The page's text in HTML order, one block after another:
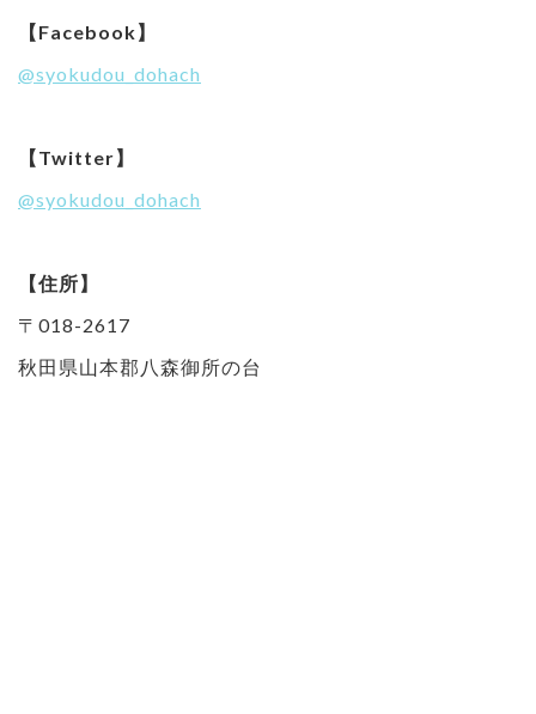
【Facebook】
@syokudou_dohach
【Twitter】
@syokudou_dohach
【住所】
〒018-2617
秋田県山本郡八森御所の台